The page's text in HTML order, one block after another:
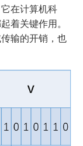
在计算机科
着关键作用。
输的开销，也